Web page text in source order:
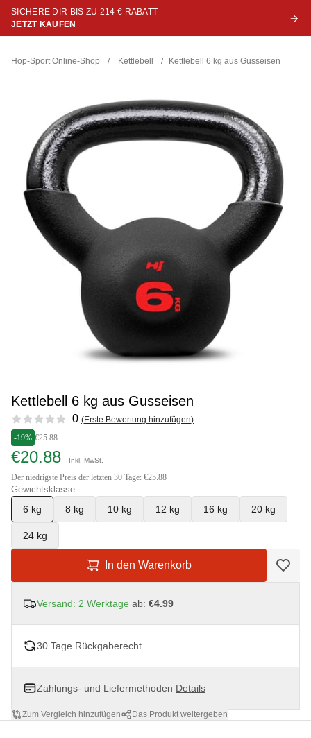
SICHERE DIR BIS ZU 214 € RABATT
JETZT KAUFEN
Hop-Sport Online-Shop / Kettlebell / Kettlebell 6 kg aus Gusseisen
Kettlebell 6 kg aus Gusseisen
Reviews 0 (Erste Bewertung hinzufügen)
-19% €25.88
€20.88 Inkl. MwSt.
Der niedrigste Preis der letzten 30 Tage: €25.88
Gewichtsklasse
6 kg 8 kg 10 kg 12 kg 16 kg 20 kg
24 kg
In den Warenkorb
Versand: 2 Werktage ab: €4.99
30 Tage Rückgaberecht
Zahlungs- und Liefermethoden Details
Zum Vergleich hinzufügen Das Produkt weitergeben